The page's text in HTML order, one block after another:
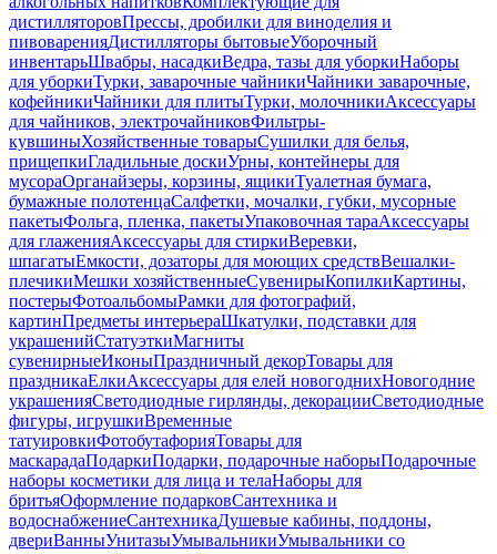
дистилляторовПрессы, дробилки для виноделия и
пивоваренияДистилляторы бытовыеУборочный
инвентарьШвабры, насадкиВедра, тазы для уборкиНаборы
для уборкиТурки, заварочные чайникиЧайники заварочные,
кофейникиЧайники для плитыТурки, молочникиАксессуары
для чайников, электрочайниковФильтры-
кувшиныХозяйственные товарыСушилки для белья,
прищепкиГладильные доскиУрны, контейнеры для
мусораОрганайзеры, корзины, ящикиТуалетная бумага,
бумажные полотенцаСалфетки, мочалки, губки, мусорные
пакетыФольга, пленка, пакетыУпаковочная тараАксессуары
для глаженияАксессуары для стиркиВеревки,
шпагатыЕмкости, дозаторы для моющих средствВешалки-
плечикиМешки хозяйственныеСувенирыКопилкиКартины,
постерыФотоальбомыРамки для фотографий,
картинПредметы интерьераШкатулки, подставки для
украшенийСтатуэткиМагниты
сувенирныеИконыПраздничный декорТовары для
праздникаЕлкиАксессуары для елей новогоднихНовогодние
украшенияСветодиодные гирлянды, декорацииСветодиодные
фигуры, игрушкиВременные
татуировкиФотобутафорияТовары для
маскарадаПодаркиПодарки, подарочные наборыПодарочные
наборы косметики для лица и телаНаборы для
бритьяОформление подарковСантехника и
водоснабжениеСантехникаДушевые кабины, поддоны,
двериВанныУнитазыУмывальникиУмывальники со